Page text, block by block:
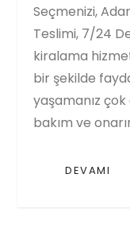
Seçmenizi,
Teslimi, 7/24
kiralama
bir şekilde
yaşamanız çok
bakım ve
DEVAMI